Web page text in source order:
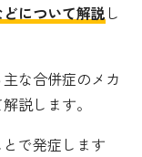
について解説 し
な合併症のメカ
説します。
で発症します